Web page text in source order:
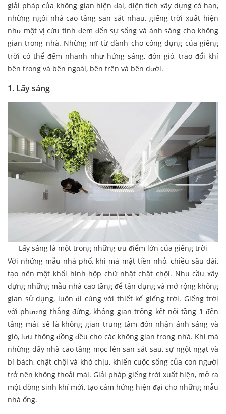
giải pháp của không gian hiện đại, diện tích xây dựng có hạn,
những ngôi nhà cao tầng san sát nhau, giếng trời xuất hiện
như một vị cứu tinh đem đến sự sống và ánh sáng cho không
gian trong nhà. Những mĩ từ dành cho công dụng của giếng
trời có thể đếm nhanh như hứng sáng, đón gió, trao đổi khí
bên trong và bên ngoài, bên trên và bên dưới.
1. Lấy sáng
Lấy sáng là một trong những ưu điểm lớn của giếng trời
Với những mẫu nhà phố, khi mà mặt tiền nhỏ, chiều sâu dài,
tạo nên một khối hình hộp chữ nhật chật chội. Nhu cầu xây
dựng những mẫu nhà cao tầng để tận dụng và mở rộng không
gian sử dụng, luôn đi cùng với thiết kế giếng trời. Giếng trời
với phương thẳng đứng, không gian trống kết nối tầng 1 đến
tầng mái, sẽ là không gian trung tâm đón nhận ánh sáng và
gió, lưu thông đồng đều cho các không gian trong nhà. Khi mà
những dãy nhà cao tầng mọc lên san sát sau, sự ngột ngạt và
bí bách, chật chội và khó chịu, khiến cuộc sống của con người
trở nên không thoải mái. Giải pháp giếng trời xuất hiện, mở ra
một dòng sinh khí mới, tạo cảm hứng hiện đại cho những mẫu
nhà ống.